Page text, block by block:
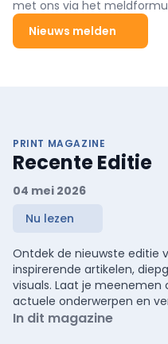
met ons via het
Nieuws melden
PRINT MAGAZINE
Recente Editie
04 mei 2026
Nu lezen
Ontdek de nieuwste editie
inspirerende artikelen,
visuals. Laat je
actuele onderwerpen en
In dit magazine